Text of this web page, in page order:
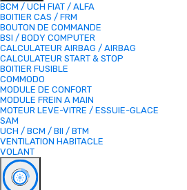
BCM / UCH FIAT / ALFA
BOITIER CAS / FRM
BOUTON DE COMMANDE
BSI / BODY COMPUTER
CALCULATEUR AIRBAG / AIRBAG
CALCULATEUR START & STOP
BOITIER FUSIBLE
COMMODO
MODULE DE CONFORT
MODULE FREIN A MAIN
MOTEUR LEVE-VITRE / ESSUIE-GLACE
SAM
UCH / BCM / BII / BTM
VENTILATION HABITACLE
VOLANT